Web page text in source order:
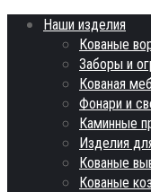
Наши изделия
Кованые
Заборы и
Кованая
Фонари и
Каминные
Изделия
Кованые
Кованые